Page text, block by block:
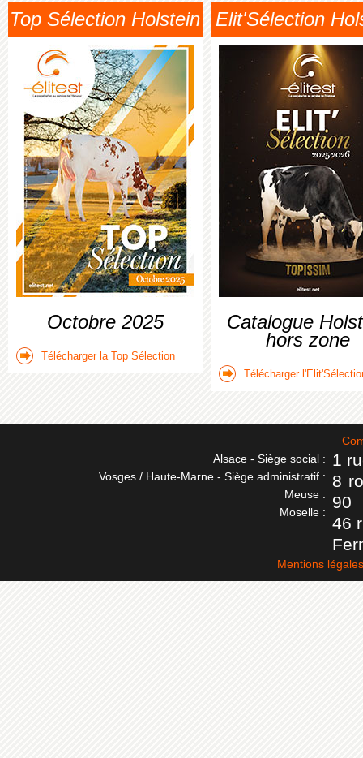
Top Sélection Holstein
Octobre 2025
Télécharger la Top Sélection
Elit'Sélection
Catalogue
hors zone
Télécharger
Alsace - Siège social :
Vosges / Haute-Marne - Siège administratif :
Meuse :
Moselle :
1
8
90
46
Mentions légales